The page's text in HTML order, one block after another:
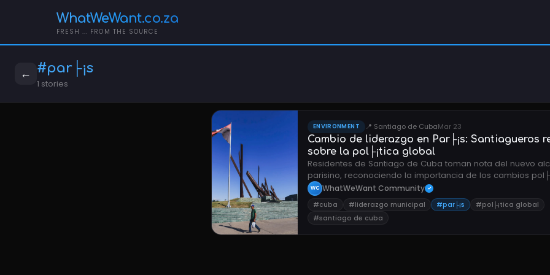
WhatWeWant.co.za
FRESH ... FROM THE SOURCE
← #par├¡s
1 stories
ENVIRONMENT 📍 Santiago de CubaMar 23
Cambio de liderazgo en Par├¡s: Santiagueros
sobre la pol├¡tica global
Residentes de Santiago de Cuba toman nota del nuevo
parisino, reconociendo la importancia de los cambios
globales aunque con limitado impacto directo en la ciudad.
WC WhatWeWant Community ✓
#cuba #liderazgo municipal #par├¡s
#pol├¡tica global
#santiago de cuba